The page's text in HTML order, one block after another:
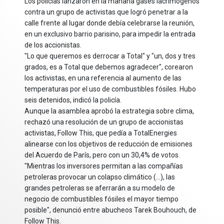
contra un grupo de activistas que logró penetrar a la
calle frente al lugar donde debía celebrarse la reunión,
en un exclusivo barrio parisino, para impedir la entrada
de los accionistas.
"Lo que queremos es derrocar a Total" y "un, dos y tres
grados, es a Total que debemos agradecer", corearon
los activistas, en una referencia al aumento de las
temperaturas por el uso de combustibles fósiles. Hubo
seis detenidos, indicó la policía.
Aunque la asamblea aprobó la estrategia sobre clima,
rechazó una resolución de un grupo de accionistas
activistas, Follow This, que pedía a TotalEnergies
alinearse con los objetivos de reducción de emisiones
del Acuerdo de París, pero con un 30,4% de votos.
"Mientras los inversores permitan a las compañías
petroleras provocar un colapso climático (...), las
grandes petroleras se aferrarán a su modelo de
negocio de combustibles fósiles el mayor tiempo
posible", denunció entre abucheos Tarek Bouhouch, de
Follow This.